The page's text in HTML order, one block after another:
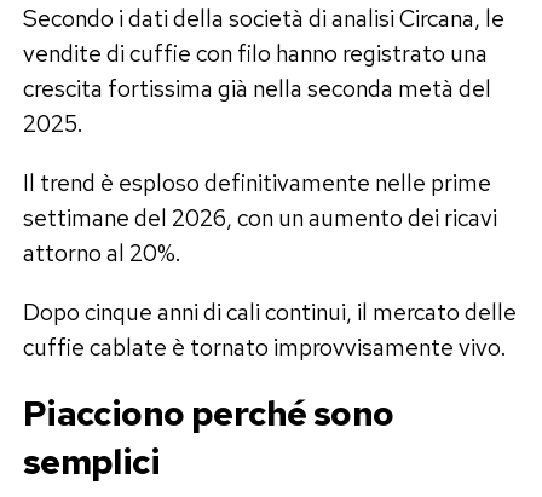
Secondo i dati della società di analisi Circana, le
vendite di cuffie con filo hanno registrato una
crescita fortissima già nella seconda metà del
2025.
Il trend è esploso definitivamente nelle prime
settimane del 2026, con un aumento dei ricavi
attorno al 20%.
Dopo cinque anni di cali continui, il mercato delle
cuffie cablate è tornato improvvisamente vivo.
Piacciono perché sono
semplici